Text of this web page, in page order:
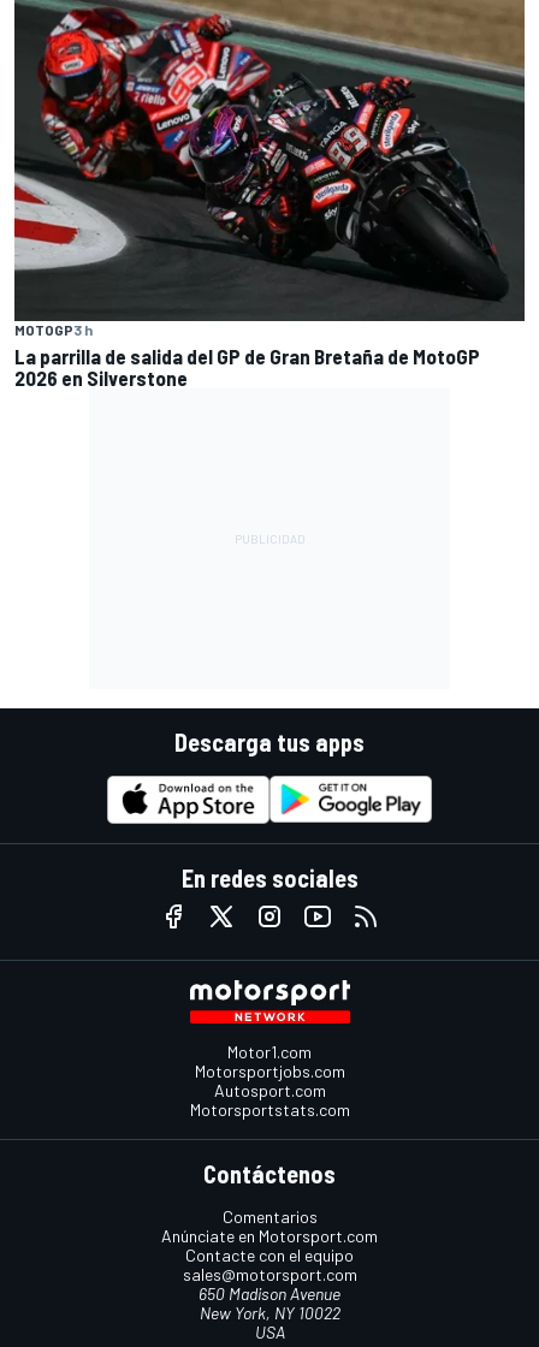
MOTOGP3 h
La parrilla de salida del GP de Gran Bretaña de MotoGP
2026 en Silverstone
Descarga tus apps
En redes sociales
Motor1.com
Motorsportjobs.com
Autosport.com
Motorsportstats.com
Contáctenos
Comentarios
Anúnciate en Motorsport.com
Contacte con el equipo
sales@motorsport.com
650 Madison Avenue
New York, NY 10022
USA